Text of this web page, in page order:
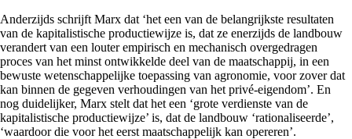
Anderzijds schrijft Marx dat ‘het een van de belangrijkste resultaten
van de kapitalistische productiewijze is, dat ze enerzijds de landbouw
verandert van een louter empirisch en mechanisch overgedragen
proces van het minst ontwikkelde deel van de maatschappij, in een
bewuste wetenschappelijke toepassing van agronomie, voor zover dat
kan binnen de gegeven verhoudingen van het privé-eigendom’. En
nog duidelijker, Marx stelt dat het een ‘grote verdienste van de
kapitalistische productiewijze’ is, dat de landbouw ‘rationaliseerde’,
‘waardoor die voor het eerst maatschappelijk kan opereren’.